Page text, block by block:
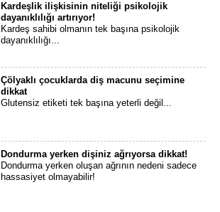
Kardeşlik ilişkisinin niteliği psikolojik
dayanıklılığı artırıyor!
​Kardeş sahibi olmanın tek başına psikolojik
dayanıklılığı...
Çölyaklı çocuklarda diş macunu seçimine
dikkat
Glutensiz etiketi tek başına yeterli değil...
Dondurma yerken dişiniz ağrıyorsa dikkat!
Dondurma yerken oluşan ağrının nedeni sadece
hassasiyet olmayabilir!